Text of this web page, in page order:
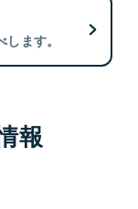
ます。
報